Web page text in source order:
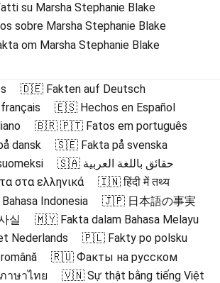
su Marsha Stephanie Blake
sobre Marsha Stephanie Blake
om Marsha Stephanie Blake
🇩🇪 Fakten auf Deutsch
🇪🇸 Hechos en Español
🇧🇷 🇵🇹 Fatos em português
dansk
🇸🇪 Fakta på svenska
🇸🇦 حقائق باللغة العربية
στα ελληνικά
🇮🇳 हिंदी में तथ्य
Indonesia
🇯🇵 日本語の事実
실
🇲🇾 Fakta dalam Bahasa Melayu
Nederlands
🇵🇱 Fakty po polsku
🇷🇺 Факты на русском
าษาไทย
🇻🇳 Sự thật bằng tiếng Việt